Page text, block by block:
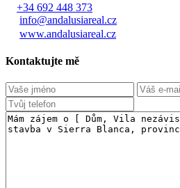
+34 692 448 373
info@andalusiareal.cz
www.andalusiareal.cz
Kontaktujte mě